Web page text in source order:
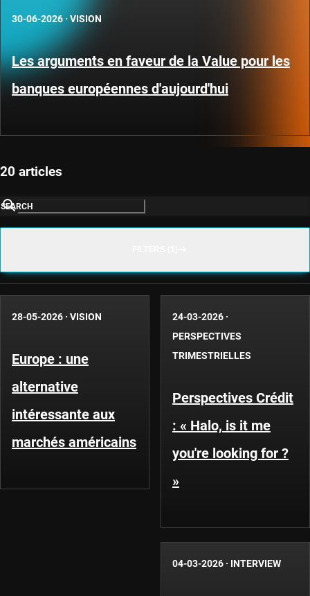
30-06-2026 · VISION
Les arguments en faveur de la Value pour les
banques européennes d'aujourd'hui
20 articles
SEARCH
28-05-2026 · VISION
Europe : une
alternative
intéressante aux
marchés américains
24-03-2026 ·
PERSPECTIVES
TRIMESTRIELLES
Perspectives Crédit
: « Halo, is it me
you're looking for ?
»
04-03-2026 · INTERVIEW